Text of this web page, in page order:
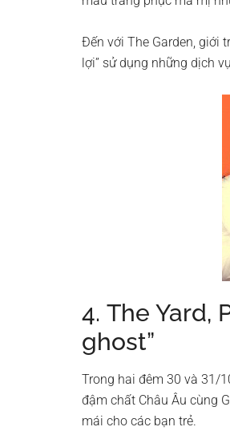
Đến với The Garden, giới
lợi” sử dụng những dịch
4. The Yard,
ghost”
Trong hai đêm 30 và 31/
đậm chất Châu Âu cùng
mái cho các bạn trẻ.